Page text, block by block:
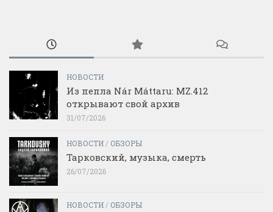
НОВОСТИ
Из пепла Nár Máttaru: MZ.412
открывают свой архив
31/07/2026
НОВОСТИ/ ОБЗОРЫ
Тарковский, музыка, смерть
26/07/2026
НОВОСТИ/ ОБЗОРЫ